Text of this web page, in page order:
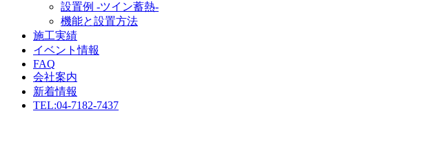
設置例 -ツイン蓄熱-
機能と設置方法
施工実績
イベント情報
FAQ
会社案内
新着情報
TEL:04-7182-7437